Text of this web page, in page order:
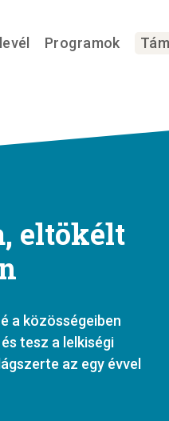
Programok
eltökélt
a közösségeiben
tesz a lelkiségi
az egy évvel